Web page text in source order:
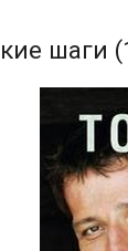
шаги